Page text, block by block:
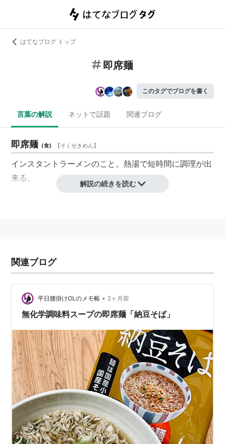
はてなブログ トップ
即席麺
このタグでブログを書く
言葉の解説 ネットで話題 関連ブログ
即席麺 (食) 【そくせきめん】
インスタントラーメンのこと。熱湯で短時間に調理が出
来る。
解説の続きを読む
関連ブログ
平日腰掛けOLのメモ帳 • 2ヶ月前
無化学調味料スープの即席麺「納豆そば」